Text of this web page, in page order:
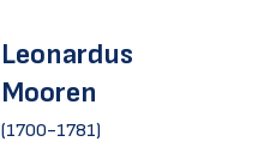
Leonardus
Mooren
(1700-1781)